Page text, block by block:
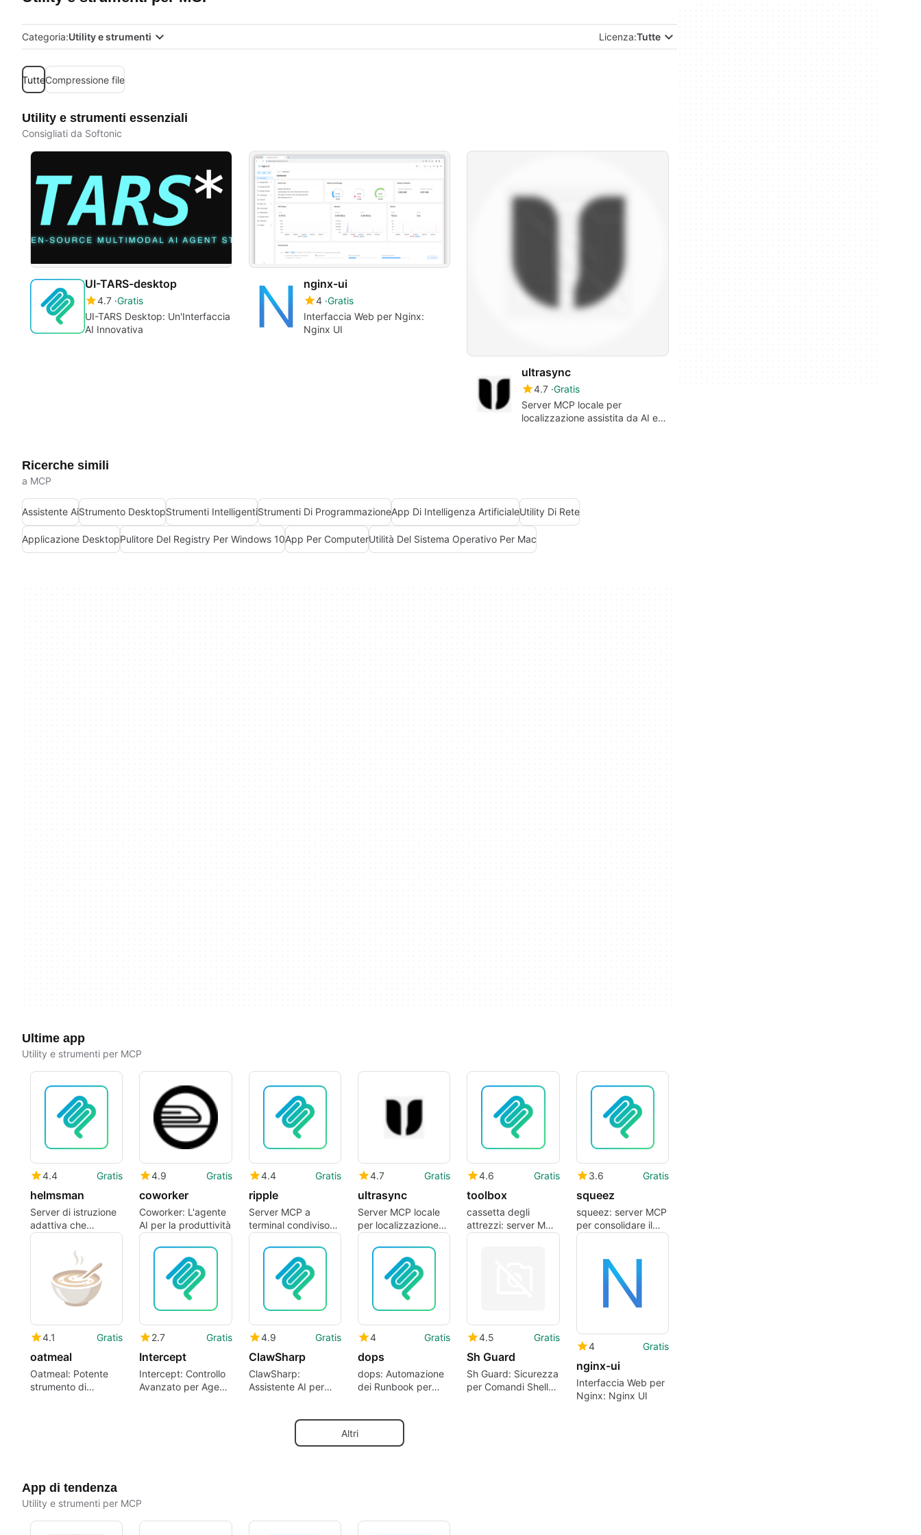
Categoria:Utility e strumenti Licenza:Tutte
TutteCompressione file
Utility e strumenti essenziali
Consigliati da Softonic
UI-TARS-desktop
4.7 Gratis
UI-TARS Desktop: Un'Interfaccia
AI Innovativa
nginx-ui
4 Gratis
Interfaccia Web per Nginx:
Nginx UI
ultrasync
4.7 Gratis
Server MCP locale per
localizzazione assistita da AI e
Ricerche simili
a MCP
Assistente AiStrumento DesktopStrumenti IntelligentiStrumenti Di ProgrammazioneApp Di Intelligenza ArtificialeUtility Di Rete
Applicazione DesktopPulitore Del Registry Per Windows 10App Per ComputerUtilità Del Sistema Operativo Per Mac
Ultime app
Utility e strumenti per MCP
4.4 Gratis
helmsman
Server di istruzione
adattiva che
localizza i prompt
per macchina e
4.9 Gratis
coworker
Coworker: L'agente
AI per la produttività
4.4 Gratis
ripple
Server MCP a
terminal condiviso
per lo sviluppo
assistito da AI
4.7 Gratis
ultrasync
Server MCP locale
per localizzazione
assistita da AI e
modifica di più file
4.6 Gratis
toolbox
cassetta degli
attrezzi: server MCP
che collega agenti
3.6 Gratis
squeez
squeez: server MCP
per consolidare il
contesto del codice
4.1 Gratis
oatmeal
Oatmeal: Potente
strumento di
2.7 Gratis
Intercept
Intercept: Controllo
Avanzato per Agent
4.9 Gratis
ClawSharp
ClawSharp:
Assistente AI per
4 Gratis
dops
dops: Automazione
dei Runbook per
4.5 Gratis
Sh Guard
Sh Guard: Sicurezza
per Comandi Shell
4 Gratis
nginx-ui
Interfaccia Web per
Nginx: Nginx UI
Altri
App di tendenza
Utility e strumenti per MCP